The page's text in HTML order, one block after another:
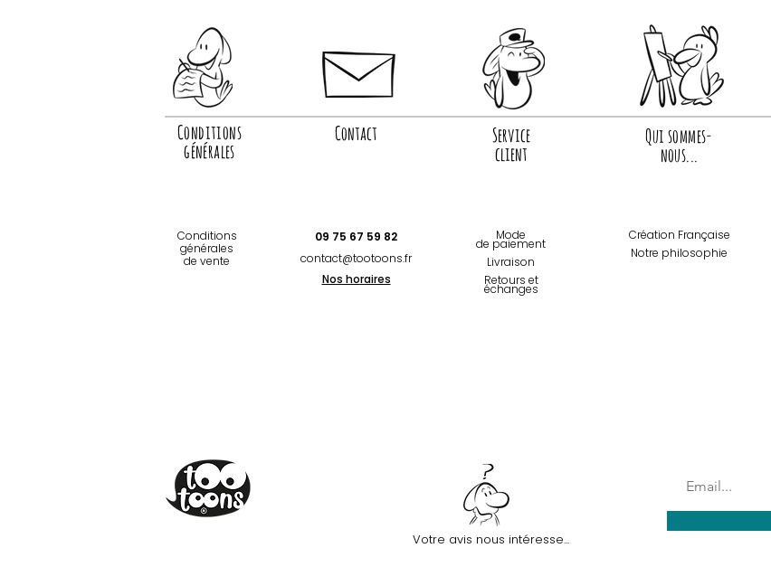
Conditions
générales
Contact
Service
client
Qui sommes-
nous...
Conditions
générales
de vente
09 75 67 59 82
contact@tootoons.fr
Nos horaires
Mode
de paiement
Livraison
Retours et
échanges
Création Française
Notre philosophie
Votre avis nous intéresse...